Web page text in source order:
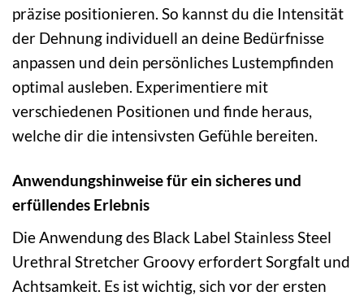
präzise positionieren. So kannst du die Intensität
der Dehnung individuell an deine Bedürfnisse
anpassen und dein persönliches Lustempfinden
optimal ausleben. Experimentiere mit
verschiedenen Positionen und finde heraus,
welche dir die intensivsten Gefühle bereiten.
Anwendungshinweise für ein sicheres und
erfüllendes Erlebnis
Die Anwendung des Black Label Stainless Steel
Urethral Stretcher Groovy erfordert Sorgfalt und
Achtsamkeit. Es ist wichtig, sich vor der ersten